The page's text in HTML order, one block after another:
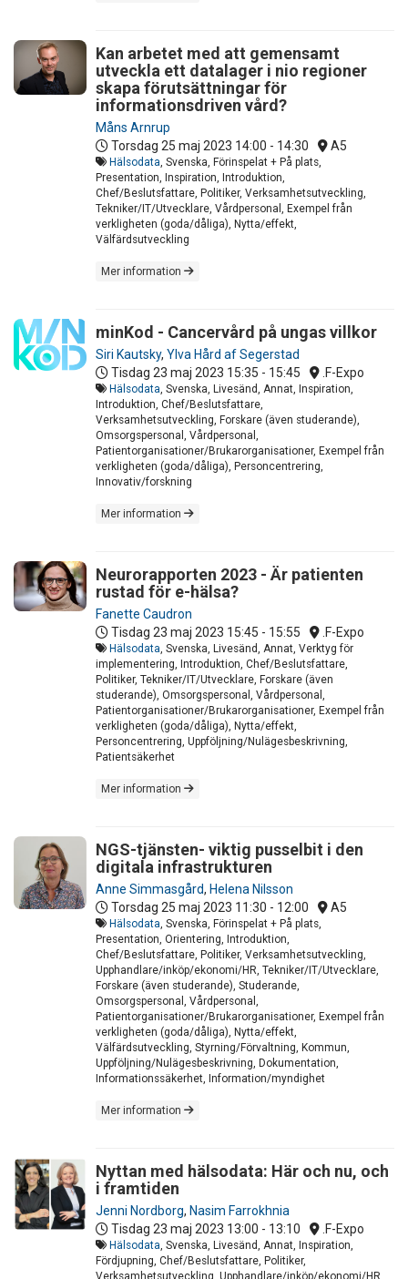
Kan arbetet med att gemensamt
utveckla ett datalager i nio regioner
skapa förutsättningar för
informationsdriven vård?
Måns Arnrup
Torsdag 25 maj 2023 14:00 - 14:30 A5
Hälsodata , Svenska, Förinspelat + På plats,
Presentation, Inspiration, Introduktion,
Chef/Beslutsfattare, Politiker, Verksamhetsutveckling,
Tekniker/IT/Utvecklare, Vårdpersonal, Exempel från
verkligheten (goda/dåliga), Nytta/effekt,
Välfärdsutveckling
Mer information
minKod - Cancervård på ungas villkor
Siri Kautsky, Ylva Hård af Segerstad
Tisdag 23 maj 2023 15:35 - 15:45 .F-Expo
Hälsodata , Svenska, Livesänd, Annat, Inspiration,
Introduktion, Chef/Beslutsfattare,
Verksamhetsutveckling, Forskare (även studerande),
Omsorgspersonal, Vårdpersonal,
Patientorganisationer/Brukarorganisationer, Exempel från
verkligheten (goda/dåliga), Personcentrering,
Innovativ/forskning
Mer information
Neurorapporten 2023 - Är patienten
rustad för e-hälsa?
Fanette Caudron
Tisdag 23 maj 2023 15:45 - 15:55 .F-Expo
Hälsodata , Svenska, Livesänd, Annat, Verktyg för
implementering, Introduktion, Chef/Beslutsfattare,
Politiker, Tekniker/IT/Utvecklare, Forskare (även
studerande), Omsorgspersonal, Vårdpersonal,
Patientorganisationer/Brukarorganisationer, Exempel från
verkligheten (goda/dåliga), Nytta/effekt,
Personcentrering, Uppföljning/Nulägesbeskrivning,
Patientsäkerhet
Mer information
NGS-tjänsten- viktig pusselbit i den
digitala infrastrukturen
Anne Simmasgård, Helena Nilsson
Torsdag 25 maj 2023 11:30 - 12:00 A5
Hälsodata , Svenska, Förinspelat + På plats,
Presentation, Orientering, Introduktion,
Chef/Beslutsfattare, Politiker, Verksamhetsutveckling,
Upphandlare/inköp/ekonomi/HR, Tekniker/IT/Utvecklare,
Forskare (även studerande), Studerande,
Omsorgspersonal, Vårdpersonal,
Patientorganisationer/Brukarorganisationer, Exempel från
verkligheten (goda/dåliga), Nytta/effekt,
Välfärdsutveckling, Styrning/Förvaltning, Kommun,
Uppföljning/Nulägesbeskrivning, Dokumentation,
Informationssäkerhet, Information/myndighet
Mer information
Nyttan med hälsodata: Här och nu, och
i framtiden
Jenni Nordborg, Nasim Farrokhnia
Tisdag 23 maj 2023 13:00 - 13:10 .F-Expo
Hälsodata , Svenska, Livesänd, Annat, Inspiration,
Fördjupning, Chef/Beslutsfattare, Politiker,
Verksamhetsutveckling, Upphandlare/inköp/ekonomi/HR,